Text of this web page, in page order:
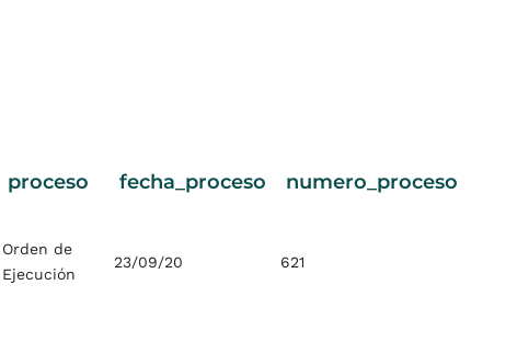
proceso fecha_proceso
numero_proceso
Orden de
Ejecución
23/09/20 621